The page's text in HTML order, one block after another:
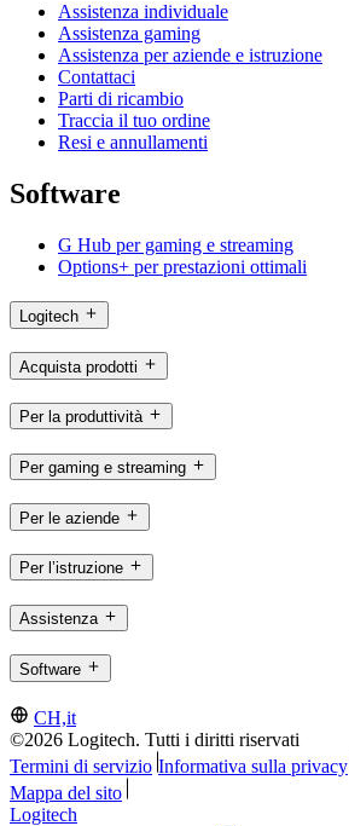
Assistenza individuale
Assistenza gaming
Assistenza per aziende e istruzione
Contattaci
Parti di ricambio
Traccia il tuo ordine
Resi e annullamenti
Software
G Hub per gaming e streaming
Options+ per prestazioni ottimali
Logitech
Acquista prodotti
Per la produttività
Per gaming e streaming
Per le aziende
Per l’istruzione
Assistenza
Software
CH,it
©2026 Logitech. Tutti i diritti riservati
Termini di servizio Informativa sulla privacy
Mappa del sito
Logitech